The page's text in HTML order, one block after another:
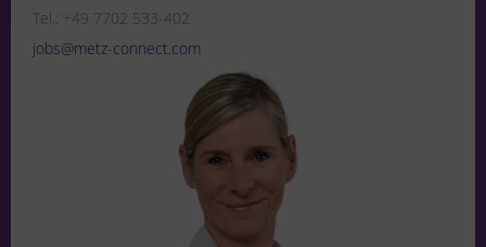
Tel.: +49 7702 533-402
jobs@metz-connect.com